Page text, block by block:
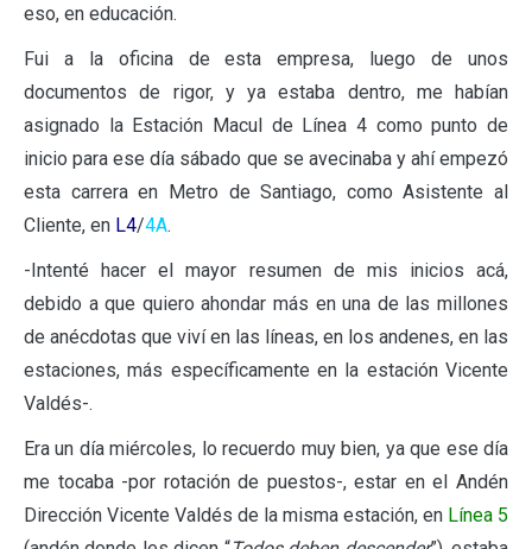
eso, en educación.
Fui a la oficina de esta empresa, luego de unos
documentos de rigor, y ya estaba dentro, me habían
asignado la Estación Macul de Línea 4 como punto de
inicio para ese día sábado que se avecinaba y ahí empezó
esta carrera en Metro de Santiago, como Asistente al
Cliente, en L4/4A.
-Intenté hacer el mayor resumen de mis inicios acá,
debido a que quiero ahondar más en una de las millones
de anécdotas que viví en las líneas, en los andenes, en las
estaciones, más específicamente en la estación Vicente
Valdés-.
Era un día miércoles, lo recuerdo muy bien, ya que ese día
me tocaba -por rotación de puestos-, estar en el Andén
Dirección Vicente Valdés de la misma estación, en Línea 5